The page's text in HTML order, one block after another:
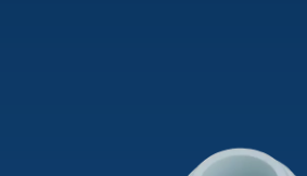
OEM-oplossingen